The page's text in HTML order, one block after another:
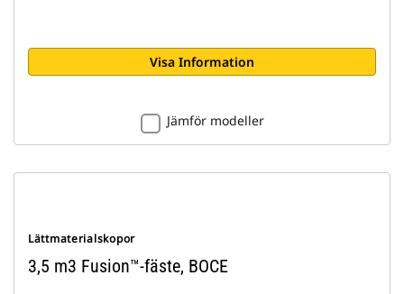
Visa Information
Jämför modeller
Lättmaterialskopor
3,5 m3 Fusion™-fäste, BOCE